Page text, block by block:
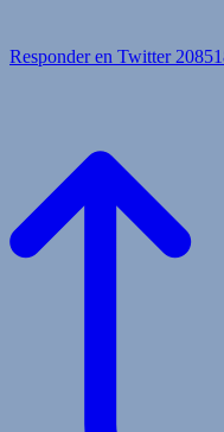
Responder en Twitter